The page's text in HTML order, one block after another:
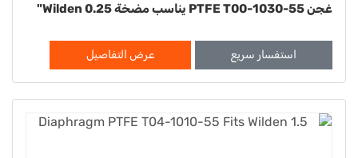
غجن PTFE T00-1030-55 يناسب مضخة Wilden 0.25"
استفسار سريع عرض التفاصيل